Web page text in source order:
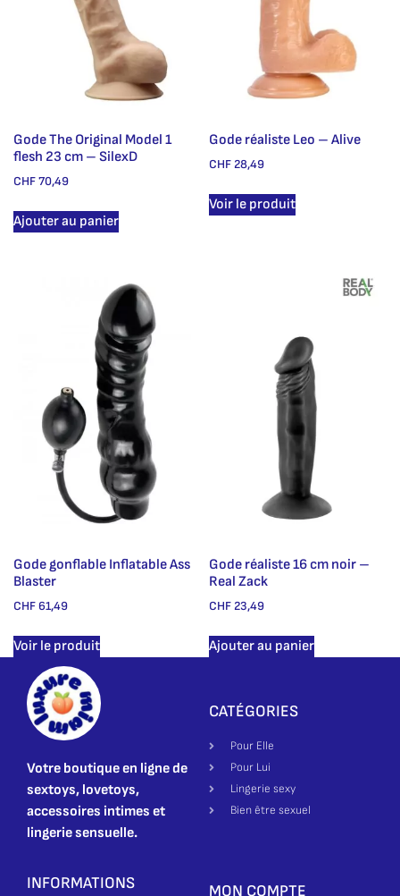
Gode The Original Model 1
flesh 23 cm – SilexD
CHF70,49
Ajouter au panier
Gode réaliste Leo – Alive
CHF 28,49
Voir le produit
Gode gonflable Inflatable Ass
Blaster
CHF61,49
Voir le produit
Gode réaliste 16 cm noir –
Real Zack
CHF 23,49
Ajouter au panier
Votre boutique en ligne de
sextoys, lovetoys,
accessoires intimes et
lingerie sensuelle.
CATÉGORIES
Pour Elle
Pour Lui
Lingerie sexy
Bien être sexuel
INFORMATIONS MON COMPTE